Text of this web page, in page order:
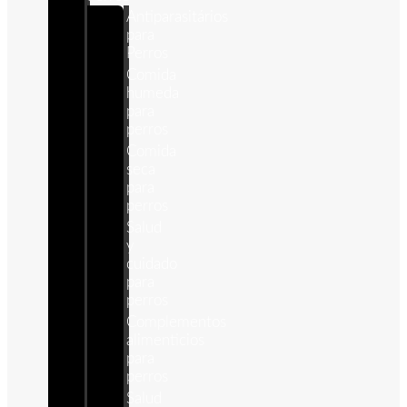
Antiparasitários
para
Perros
Comida
humeda
para
perros
Comida
seca
para
perros
Salud
y
cuidado
para
perros
Complementos
alimenticios
para
perros
Salud